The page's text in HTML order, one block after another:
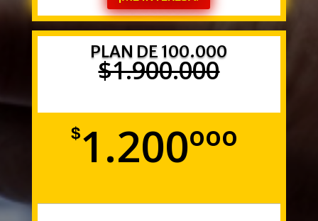
PLAN DE 100.000
$1.900.000
$1.200ººº